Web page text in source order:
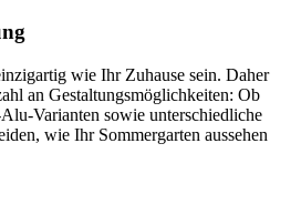
wie Ihr Zuhause sein. Daher
an Gestaltungsmöglichkeiten: Ob
Varianten sowie unterschiedliche
wie Ihr Sommergarten aussehen